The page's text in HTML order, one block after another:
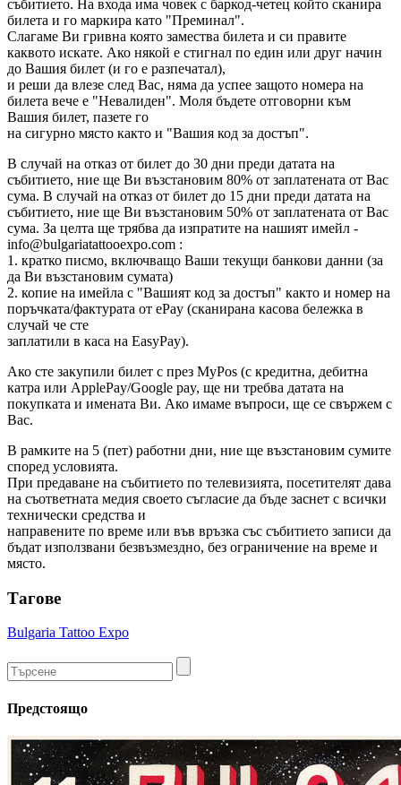
събитието. На входа има човек с баркод-четец който сканира
билета и го маркира като "Преминал".
Слагаме Ви гривна която замества билета и си правите
каквото искате. Ако някой е стигнал по един или друг начин
до Вашия билет (и го е разпечатал),
и реши да влезе след Вас, няма да успее защото номера на
билета вече е "Невалиден". Моля бъдете отговорни към
Вашия билет, пазете го
на сигурно място както и "Вашия код за достъп".
В случай на отказ от билет до 30 дни преди датата на
събитието, ние ще Ви възстановим 80% от заплатената от Вас
сума. В случай на отказ от билет до 15 дни преди датата на
събитието, ние ще Ви възстановим 50% от заплатената от Вас
сума. За целта ще трябва да изпратите на нашият имейл -
info@bulgariatattooexpo.com :
1. кратко писмо, включващо Ваши текущи банкови данни (за
да Ви възстановим сумата)
2. копие на имейла с "Вашият код за достъп" както и номер на
поръчката/фактурата от ePay (сканирана касова бележка в
случай че сте
заплатили в каса на EasyPay).
Ако сте закупили билет с през MyPos (с кредитна, дебитна
катра или ApplePay/Google pay, ще ни требва датата на
покупката и имената Ви. Ако имаме въпроси, ще се свържем с
Вас.
В рамките на 5 (пет) работни дни, ние ще възстановим сумите
според условията.
При предаване на събитието по телевизията, посетителят дава
на съответната медия своето съгласие да бъде заснет с всички
технически средства и
направените по време или във връзка със събитието записи да
бъдат използвани безвъзмездно, без ограничение на време и
място.
Тагове
Bulgaria Tattoo Expo
Предстоящо